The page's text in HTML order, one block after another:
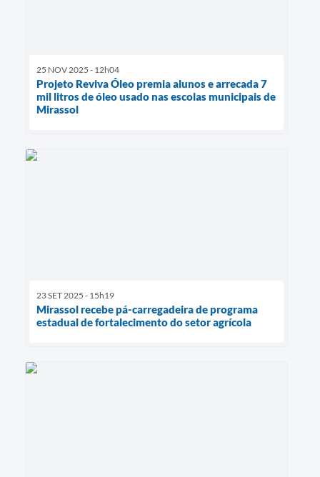
25 NOV 2025 - 12h04
Projeto Reviva Óleo premia alunos e arrecada 7
mil litros de óleo usado nas escolas municipais de
Mirassol
23 SET 2025 - 15h19
Mirassol recebe pá-carregadeira de programa
estadual de fortalecimento do setor agrícola